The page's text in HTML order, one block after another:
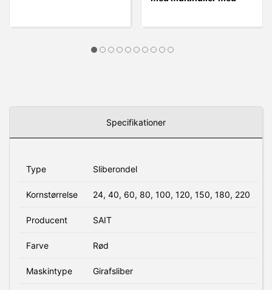
Specifikationer
Type Sliberondel
Kornstørrelse 24, 40, 60, 80, 100, 120, 150, 180, 220
Producent SAIT
Farve Rød
Maskintype Girafsliber